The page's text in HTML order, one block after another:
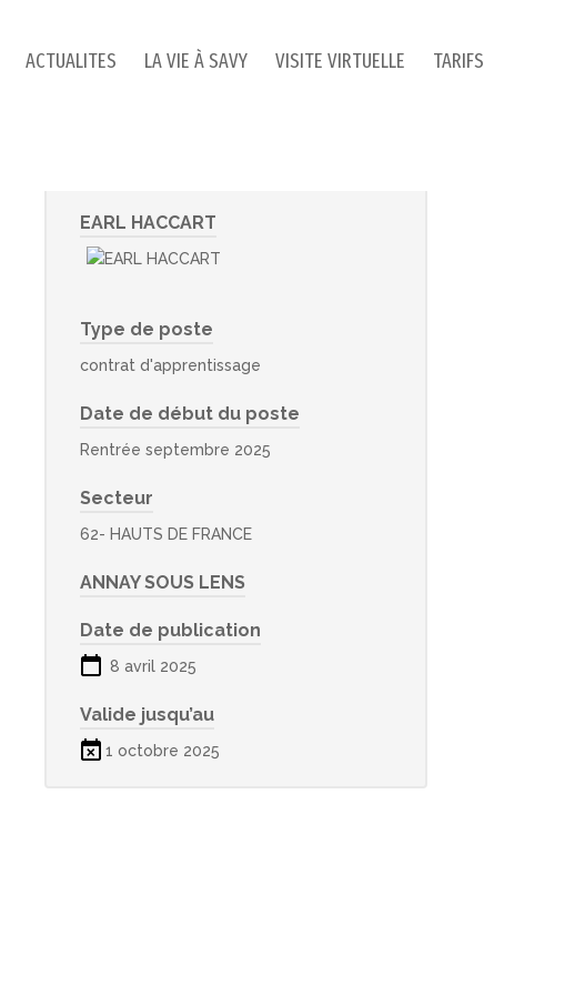
ACTUALITES LA VIE À SAVY VISITE VIRTUELLE TARIFS
EARL HACCART
Type de poste
contrat d'apprentissage
Date de début du poste
Rentrée septembre 2025
Secteur
62- HAUTS DE FRANCE
ANNAY SOUS LENS
Date de publication
8 avril 2025
Valide jusqu’au
1 octobre 2025